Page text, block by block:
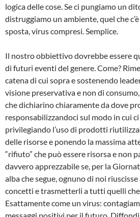
logica delle cose. Se ci pungiamo un
distruggiamo un ambiente, quel che
sposta, virus compresi. Semplice.
Il nostro obbiettivo dovrebbe essere
di futuri eventi del genere. Come?
catena di cui sopra e sostenendo
visione preservativa e non di
che dichiarino chiaramente da dove
responsabilizzandoci sul modo in cui
privilegiando l’uso di prodotti
delle risorse e ponendo la massima
“rifiuto” che può essere risorsa e non
davvero apprezzabile se, per la
alba che segue, ognuno di noi
concetti e trasmetterli a tutti quelli
Esattamente come un virus: